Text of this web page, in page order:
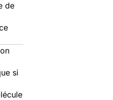
de
si